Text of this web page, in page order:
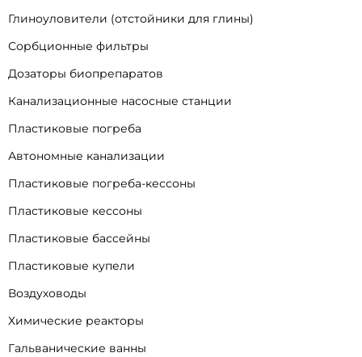
Глиноуловители (отстойники для глины)
Сорбционные фильтры
Дозаторы биопрепаратов
Канализационные насосные станции
Пластиковые погреба
Автономные канализации
Пластиковые погреба-кессоны
Пластиковые кессоны
Пластиковые бассейны
Пластиковые купели
Воздуховоды
Химические реакторы
Гальванические ванны